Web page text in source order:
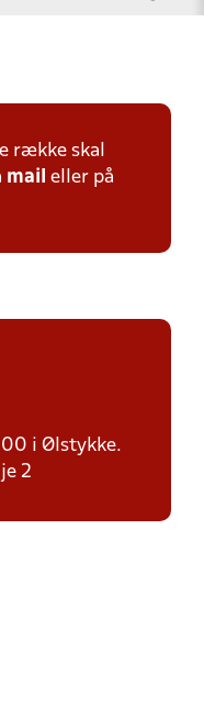
række skal
mail eller på
i Ølstykke.
2